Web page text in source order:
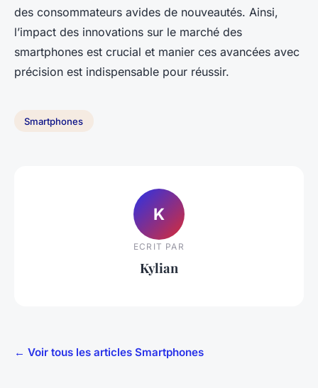
des consommateurs avides de nouveautés. Ainsi,
l’impact des innovations sur le marché des
smartphones est crucial et manier ces avancées avec
précision est indispensable pour réussir.
Smartphones
K
ECRIT PAR
Kylian
← Voir tous les articles Smartphones